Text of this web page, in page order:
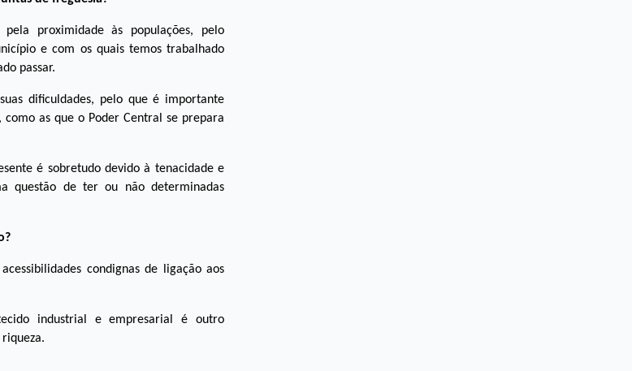
proximidade às populações, pelo
e com os quais temos trabalhado
passar.
dificuldades, pelo que é importante
as que o Poder Central se prepara
é sobretudo devido à tenacidade e
questão de ter ou não determinadas
condignas de ligação aos
industrial e empresarial é outro